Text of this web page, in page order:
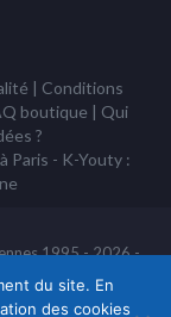
| Conditions
boutique | Qui
?
Paris - K-Youty :
1995 - 2026 -
du site. En
des cookies